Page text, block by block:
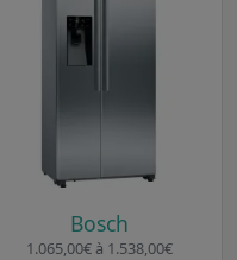
Bosch
1.065,00€ à 1.538,00€